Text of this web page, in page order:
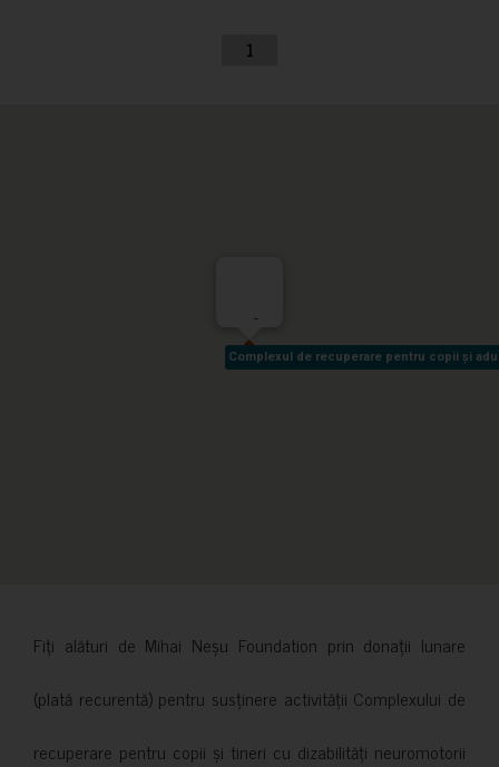
1
Complexul de recuperare pentru copii și
Complexul de recuperare pentru copii și
-
Fiți alături de Mihai Neșu Foundation prin donații lunare
(plată recurentă) pentru susținere activității Complexului de
recuperare pentru copii și tineri cu dizabilități neuromotorii